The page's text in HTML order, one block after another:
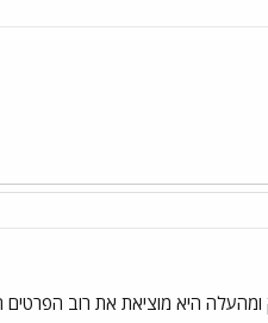
היא מוציאת את רוב